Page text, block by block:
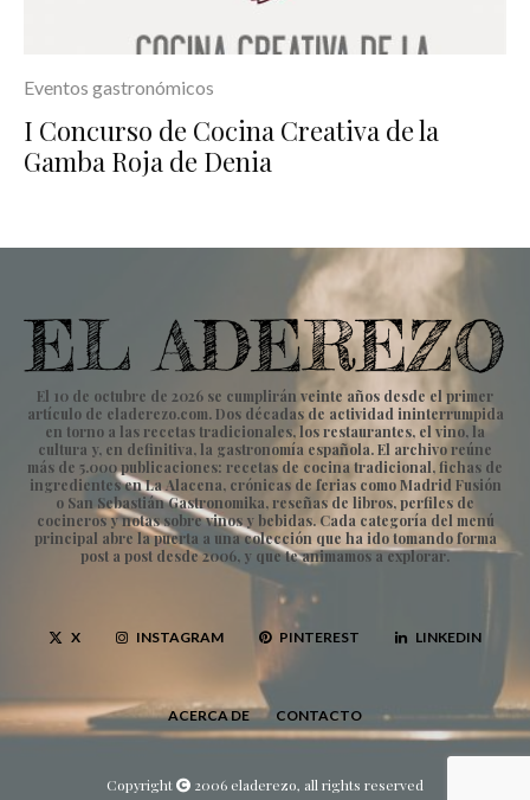
Eventos gastronómicos
I Concurso de Cocina Creativa de la
Gamba Roja de Denia
El 10 de octubre de 2026 se cumplirán veinte años desde el primer
artículo de eladerezo.com. Dos décadas de actividad ininterrumpida
en torno a las recetas tradicionales, los restaurantes, el vino, la
cultura y, en definitiva, la gastronomía española. El archivo reúne
más de 5.000 publicaciones: recetas de cocina tradicional, fichas de
ingredientes en La Alacena, crónicas de ferias como Madrid Fusión
o San Sebastián Gastronomika, reseñas de libros, perfiles de
cocineros y notas sobre vinos y bebidas. Cada categoría del menú
principal abre la puerta a una colección que ha ido tomando forma
post a post desde 2006, y que te animamos a explorar.
X INSTAGRAM PINTEREST LINKEDIN
ACERCA DE CONTACTO
Copyright 2006 eladerezo, all rights reserved